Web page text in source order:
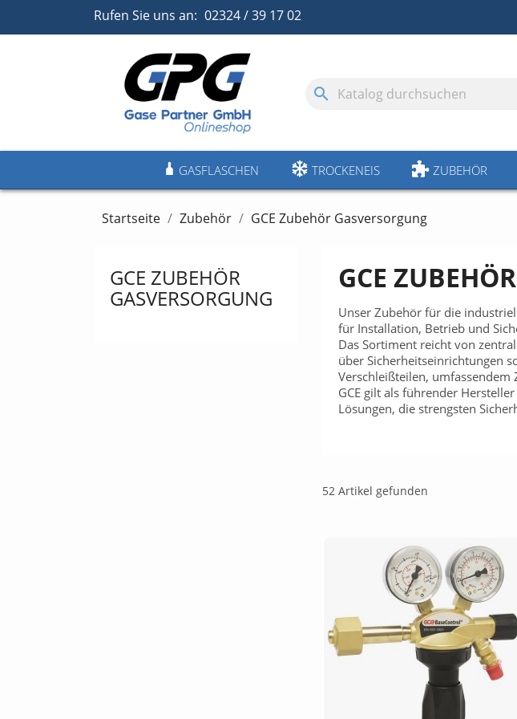
Rufen Sie uns an: 02324 / 39 17 02
search
GASFLASCHEN TROCKENEIS ZUBEHÖR
Startseite Zubehör GCE Zubehör Gasversorgung
GCE ZUBEHÖR
GASVERSORGUNG
GCE
Unser Zubehör für die
für Installation, Betrieb und
Das Sortiment reicht von
über Sicherheitseinrichtungen
Verschleißteilen,
GCE gilt als führender
Lösungen, die strengsten
52 Artikel gefunden